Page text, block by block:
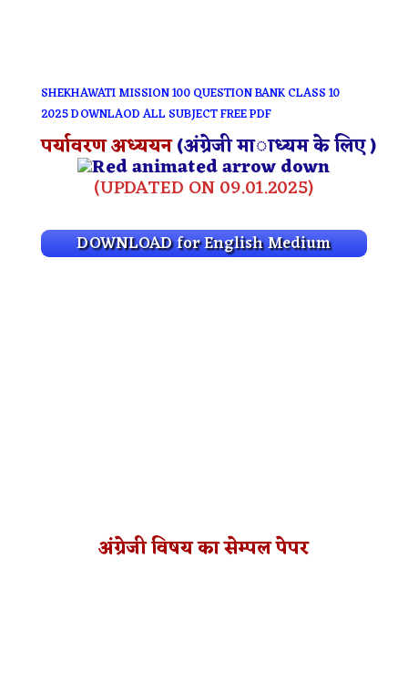
SHEKHAWATI MISSION 100 QUESTION BANK CLASS 10
2025 DOWNLAOD ALL SUBJECT FREE PDF
पर्यावरण अध्ययन(अंग्रेजी माध्यम के लिए )
(UPDATED ON 09.01.2025)
DOWNLOAD for English Medium
अंग्रेजी विषय का सेम्पल पेपर